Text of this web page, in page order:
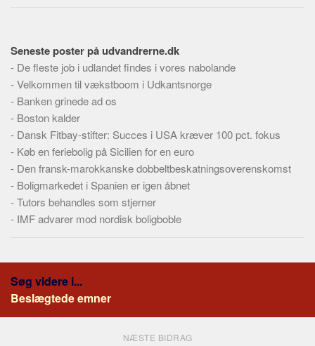
Seneste poster på udvandrerne.dk
- De fleste job i udlandet findes i vores nabolande
-Velkommen til vækstboom i Udkantsnorge
- Banken grinede ad os
- Boston kalder
- Dansk Fitbay-stifter: Succes i USA kræver 100 pct. fokus
- Køb en feriebolig på Sicilien for en euro
- Den fransk-marokkanske dobbeltbeskatningsoverenskomst
- Boligmarkedet i Spanien er igen åbnet
-Tutors behandles som stjerner
- IMF advarer mod nordisk boligboble
Søg videre i...
Beslægtede emner
NÆSTE BIDRAG